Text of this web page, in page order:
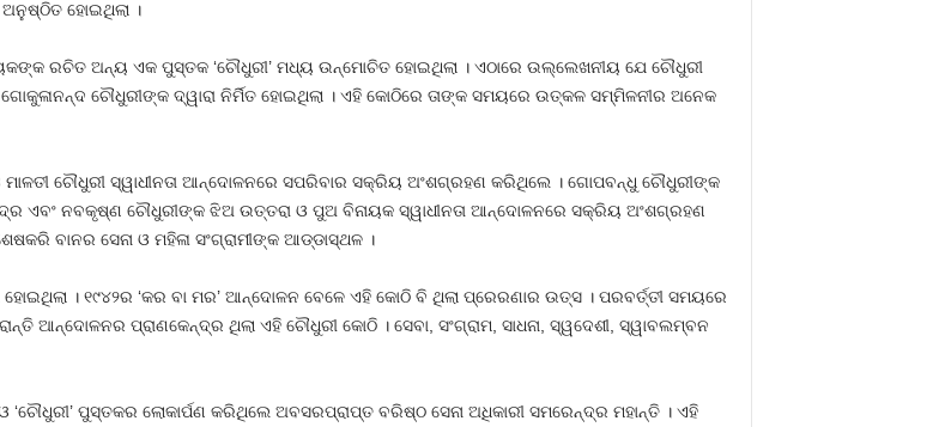
ହୋଇଥିଲା ।
ରଚିତ ଅନ୍ୟ ଏକ ପୁସ୍ତକ ‘ଚୌଧୁରୀ’ ମଧ୍ୟ ଉନ୍ମୋଚିତ ହୋଇଥିଲା । ଏଠାରେ ଉଲ୍ଲେଖନୀୟ ଯେ ଚୌଧୁରୀ
ଚୌଧୁରୀଙ୍କ ଦ୍ୱାରା ନିର୍ମିତ ହୋଇଥିଲା । ଏହି କୋଠିରେ ତାଙ୍କ ସମୟରେ ଉତ୍କଳ ସମ୍ମିଳନୀର ଅନେକ
ଚୌଧୁରୀ ସ୍ୱାଧୀନତା ଆନ୍ଦୋଳନରେ ସପରିବାର ସକ୍ରିୟ ଅଂଶଗ୍ରହଣ କରିଥିଲେ । ଗୋପବନ୍ଧୁ ଚୌଧୁରୀଙ୍କ
ଏବଂ ନବକୃଷ୍ଣ ଚୌଧୁରୀଙ୍କ ଝିଅ ଉତ୍ତରା ଓ ପୁଅ ବିନାୟକ ସ୍ୱାଧୀନତା ଆନ୍ଦୋଳନରେ ସକ୍ରିୟ ଅଂଶଗ୍ରହଣ
ବାନର ସେନା ଓ ମହିଳା ସଂଗ୍ରାମୀଙ୍କ ଆଡ୍ଡାସ୍ଥଳ ।
। ୧୯୪୨ର ‘କର ବା ମର’ ଆନ୍ଦୋଳନ ବେଳେ ଏହି କୋଠି ବି ଥିଲା ପ୍ରେରଣାର ଉତ୍ସ । ପରବର୍ତ୍ତୀ ସମୟରେ
ଆନ୍ଦୋଳନର ପ୍ରାଣକେନ୍ଦ୍ର ଥିଲା ଏହି ଚୌଧୁରୀ କୋଠି । ସେବା, ସଂଗ୍ରାମ, ସାଧନା, ସ୍ୱଦେଶୀ, ସ୍ୱାବଲମ୍ବନ
ପୁସ୍ତକର ଲୋକାର୍ପଣ କରିଥିଲେ ଅବସରପ୍ରାପ୍ତ ବରିଷ୍ଠ ସେନା ଅଧିକାରୀ ସମରେନ୍ଦ୍ର ମହାନ୍ତି । ଏହି